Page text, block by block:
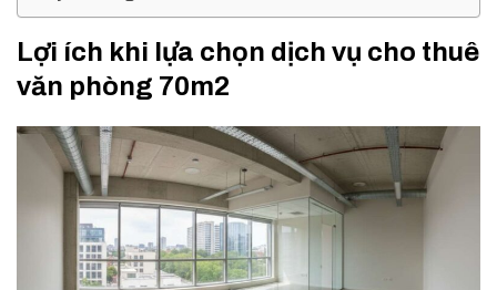
Lợi ích khi lựa chọn dịch vụ cho thuê
văn phòng 70m2